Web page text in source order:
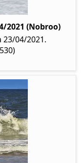
2021 (Nobroo)
23/04/2021.